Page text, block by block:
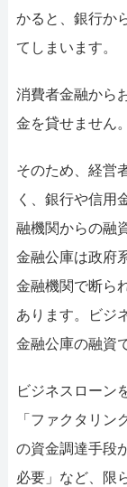
かると、銀行か
てしまいます。
消費者金融から
金を貸せません。
そのため、経営
く、銀行や信用
融機関からの融
金融公庫は政府
金融機関で断ら
あります。ビジ
金融公庫の融資
ビジネスローン
「ファクタリン
の資金調達手段
必要」など、限